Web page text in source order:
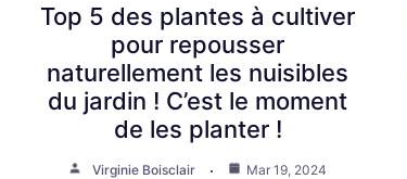
Top 5 des plantes à cultiver
pour repousser
naturellement les nuisibles
du jardin ! C’est le moment
de les planter !
Virginie Boisclair Mar 19, 2024